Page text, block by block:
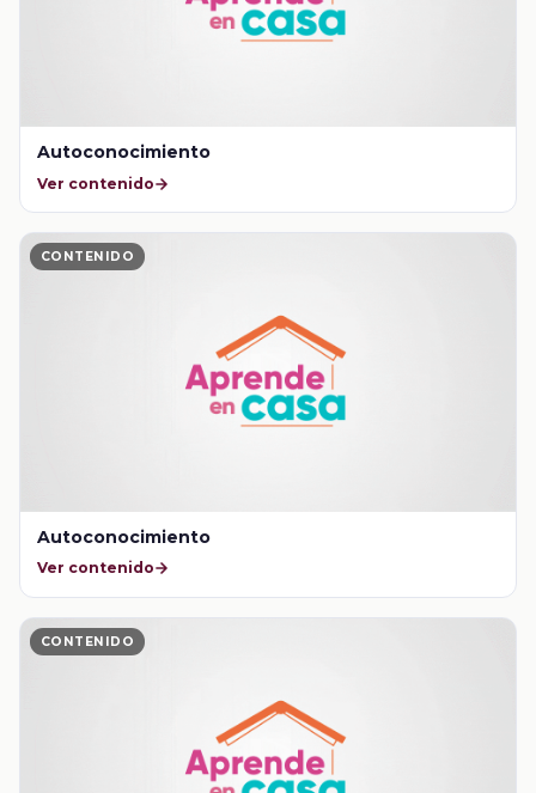
Autoconocimiento
Ver contenido
CONTENIDO
Autoconocimiento
Ver contenido
CONTENIDO